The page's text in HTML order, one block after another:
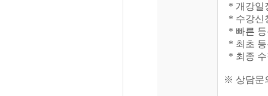
* 개강일
* 수강신
* 빠른
* 최초 등
* 최종 수
※ 상담문